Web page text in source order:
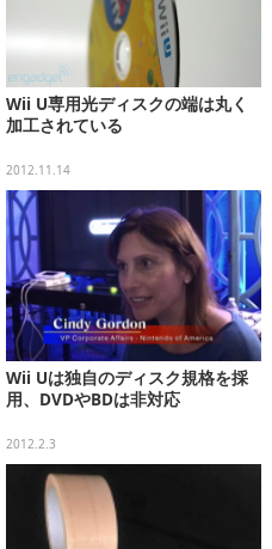
Wii U専用光ディスクの端は丸く
加工されている
2012.11.14
Wii Uは独自のディスク規格を採
用、DVDやBDは非対応
2012.2.3